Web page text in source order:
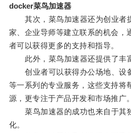
docker菜鸟加速器
其次，菜鸟加速器还为创业者
家、企业导师等建立联系的机会，
者可以获得更多的支持和指导。
此外，菜鸟加速器还提供了丰富
创业者可以获得办公场地、设
等一系列的专业服务，这些支持将
源，更专注于产品开发和市场推广。
菜鸟加速器的成功也来自于其
化。